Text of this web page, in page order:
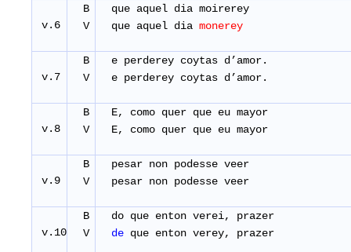
v.6
B
V
que aquel dia moirerey
que aquel dia monerey
v.7
B
V
e perderey coytas d’amor.
e perderey coytas d’amor.
v.8
B
V
E, como quer que eu mayor
E, como quer que eu mayor
v.9
B
V
pesar non podesse veer
pesar non podesse veer
v.10
B
V
do que enton verei, prazer
de que enton verey, prazer